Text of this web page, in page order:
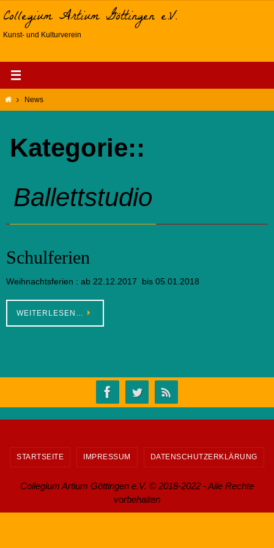
springen
Collegium Artium Göttingen e.V.
Kunst- und Kulturverein
StartNews
Kategorie::
Ballettstudio
Schulferien
Weihnachtsferien : ab 22.12.2017 bis 05.01.2018
WEITERLESEN…
STARTSEITE IMPRESSUM DATENSCHUTZERKLÄRUNG
Collegium Artium Göttingen e.V. © 2018-2022 - Alle Rechte
vorbehalten